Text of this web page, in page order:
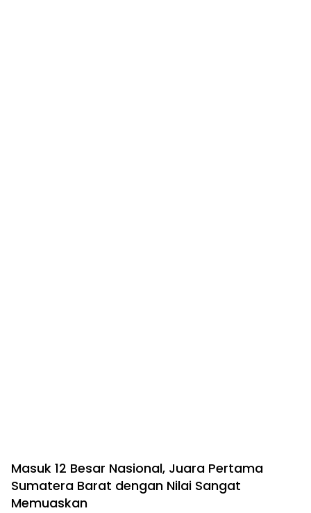
Masuk 12 Besar Nasional, Juara Pertama
Sumatera Barat dengan Nilai Sangat
Memuaskan